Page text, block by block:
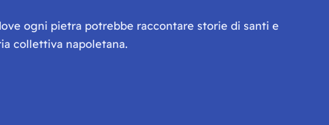
ogni pietra potrebbe raccontare storie di santi e
collettiva napoletana.